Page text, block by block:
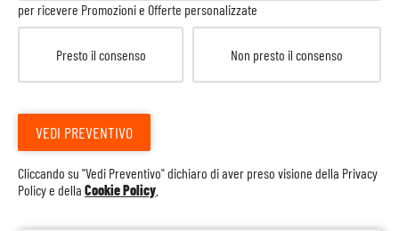
per ricevere Promozioni e Offerte personalizzate
Presto il consenso Non presto il consenso
VEDI PREVENTIVO
Cliccando su "Vedi Preventivo" dichiaro di aver preso visione della Privacy
Policye della Cookie Policy